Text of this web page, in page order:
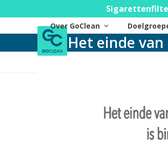
to
Over GoClean
Het einde